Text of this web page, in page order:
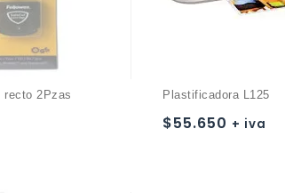
recto 2Pzas Plastificadora L125
$55.650 + iva